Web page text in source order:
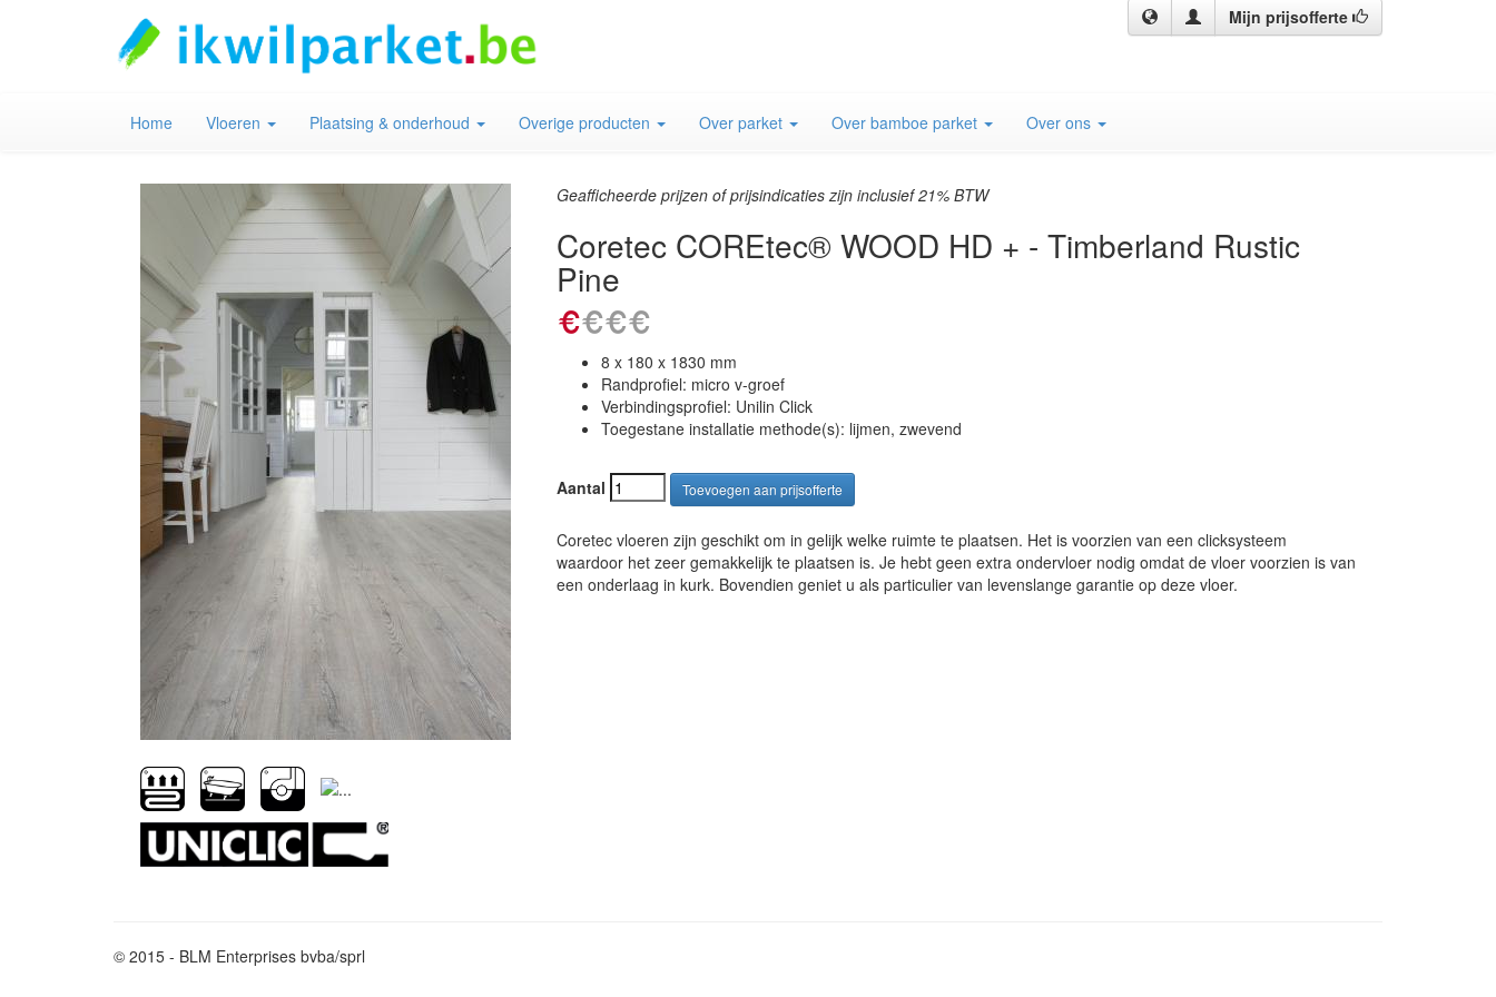
Mijn prijsofferte
Home Vloeren Plaatsing & onderhoud Overige producten Over parket Over bamboe parket Over ons
Geafficheerde prijzen of prijsindicaties zijn inclusief 21% BTW
Coretec COREtec® WOOD HD + - Timberland Rustic
Pine
8 x 180 x 1830 mm
Randprofiel: micro v-groef
Verbindingsprofiel: Unilin Click
Toegestane installatie methode(s): lijmen, zwevend
Aantal
Coretec vloeren zijn geschikt om in gelijk welke ruimte te plaatsen. Het is voorzien van een clicksysteem
waardoor het zeer gemakkelijk te plaatsen is. Je hebt geen extra ondervloer nodig omdat de vloer voorzien is van
een onderlaag in kurk. Bovendien geniet u als particulier van levenslange garantie op deze vloer.
© 2015 - BLM Enterprises bvba/sprl